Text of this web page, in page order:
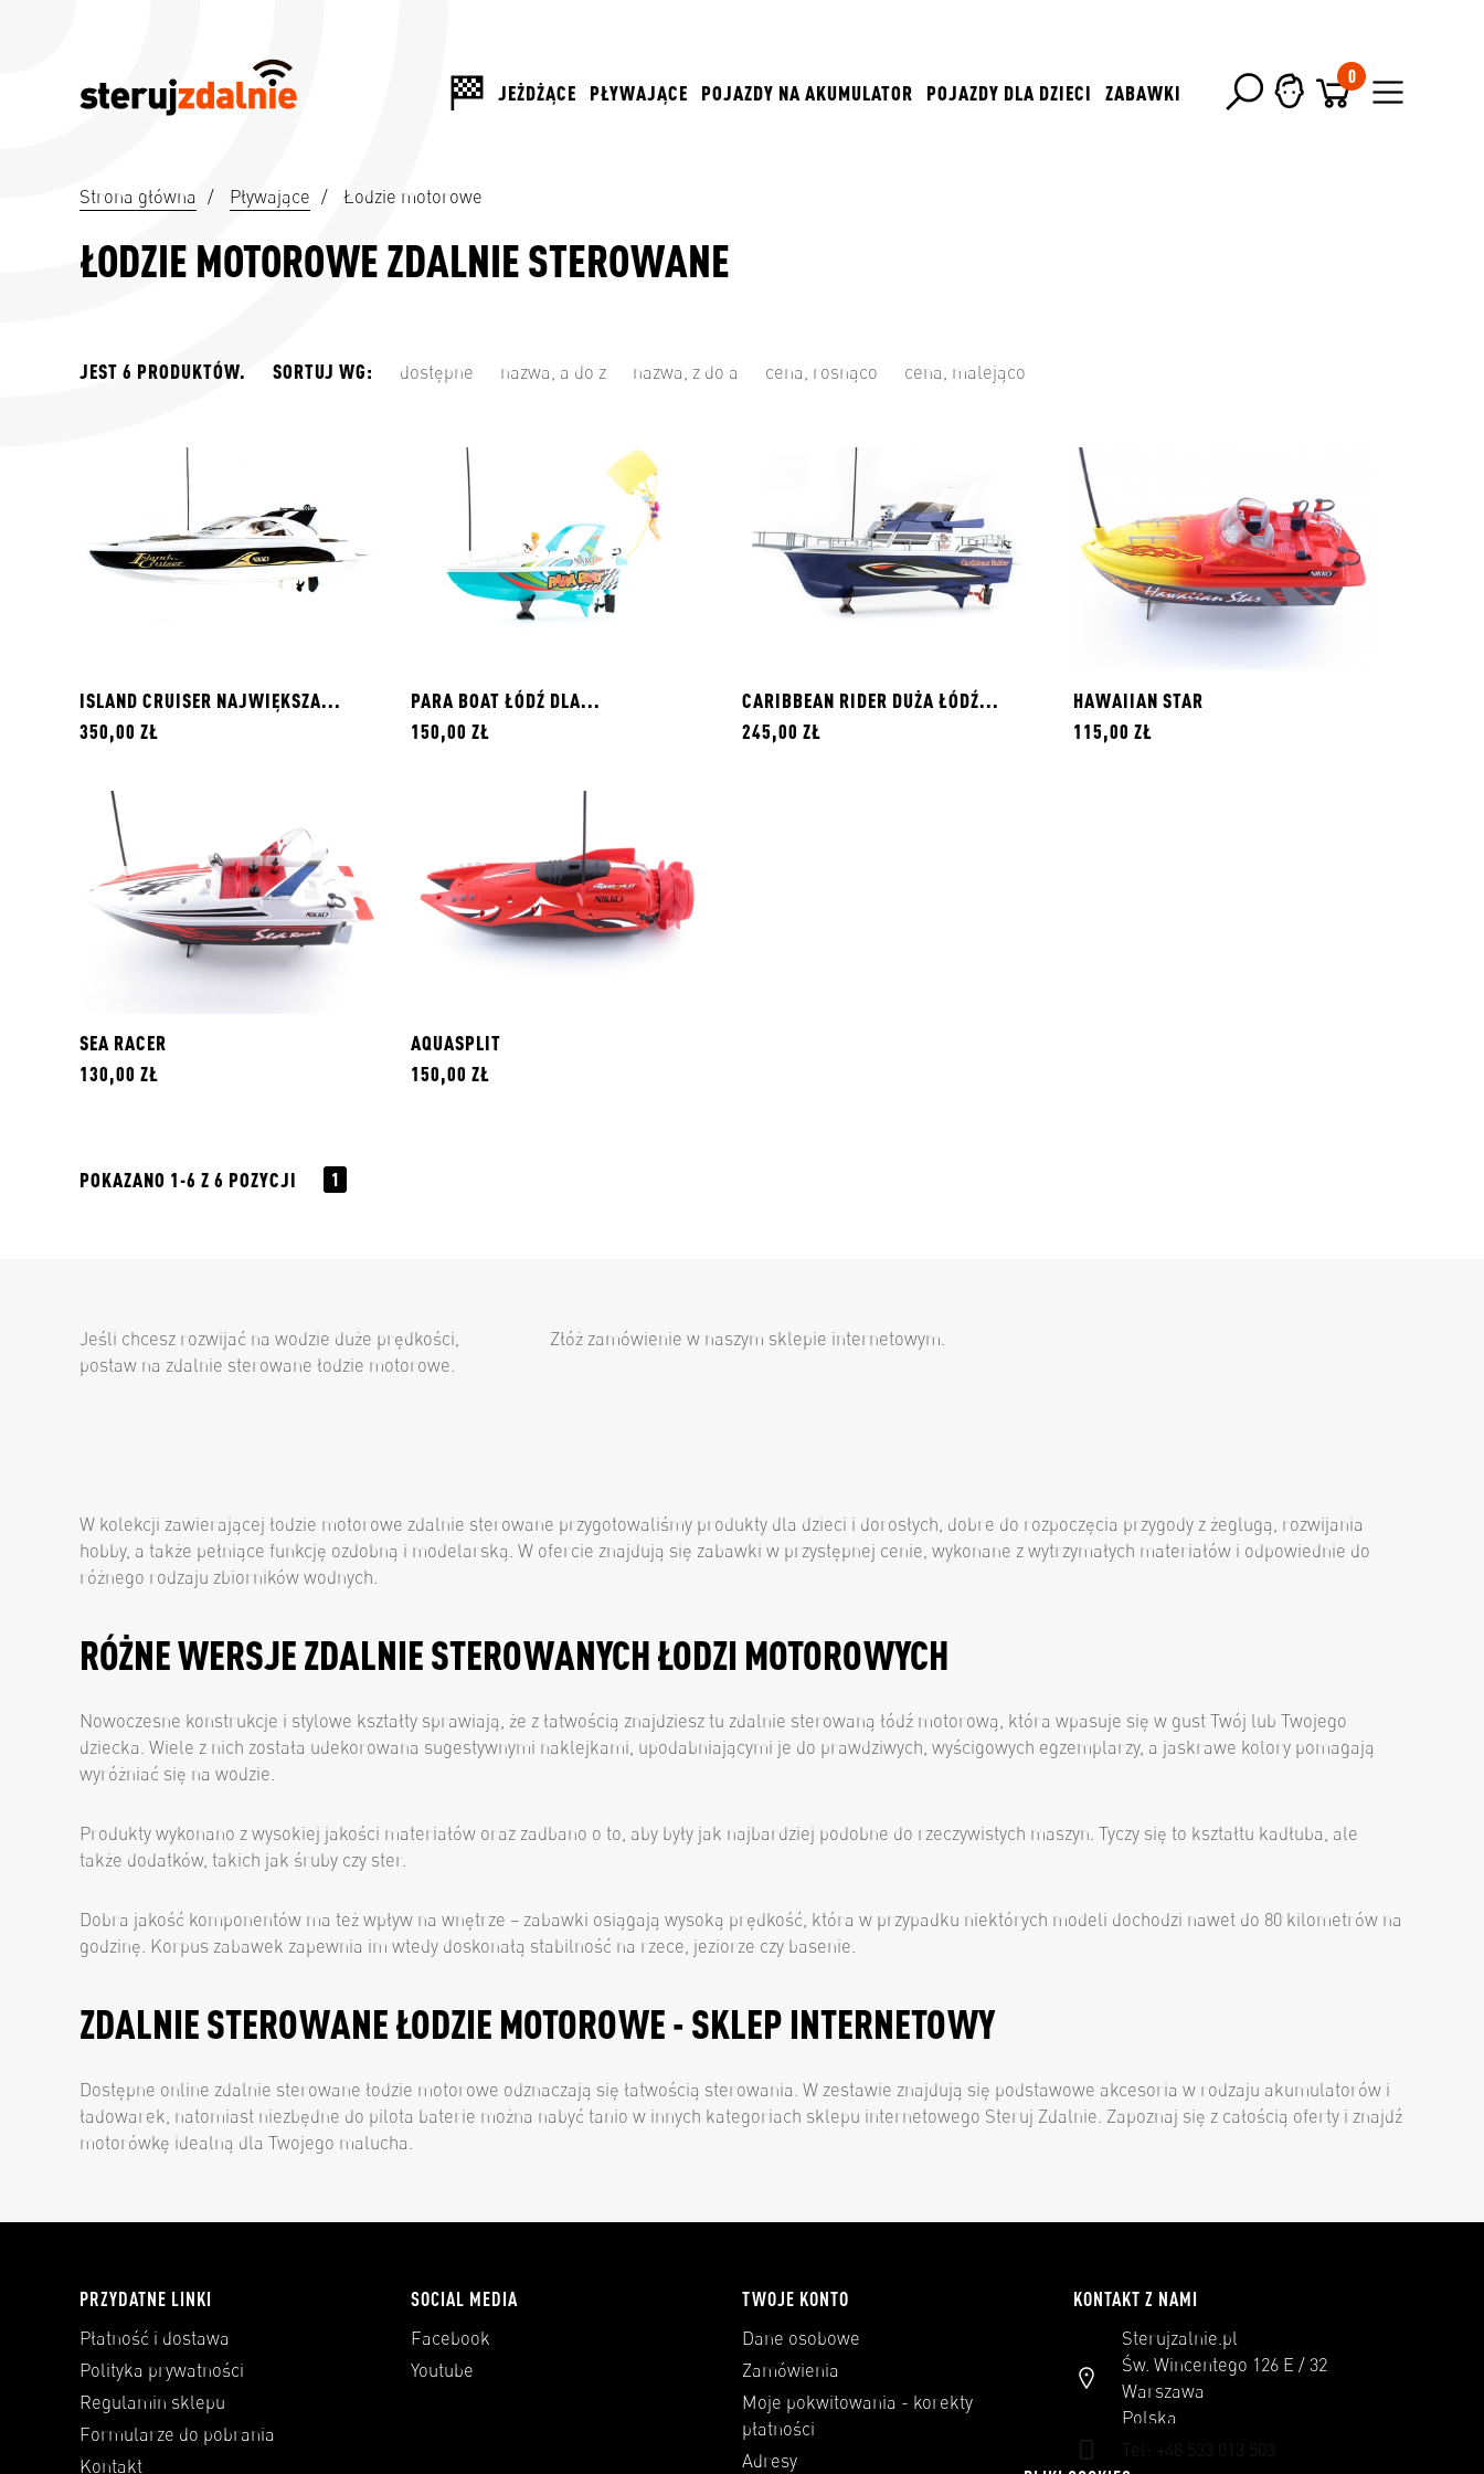
JEŻDŻĄCE PŁYWAJĄCE POJAZDY NA AKUMULATOR POJAZDY DLA DZIECI ZABAWKI
0
Strona główna / Pływające / Łodzie motorowe
ŁODZIE MOTOROWE ZDALNIE STEROWANE
JEST 6 PRODUKTÓW. SORTUJ WG: dostępne nazwa, a do z nazwa, z do a cena, rosnąco cena, malejąco
ISLAND CRUISER NAJWIĘKSZA...
350,00 ZŁ
PARA BOAT ŁÓDŹ DLA...
150,00 ZŁ
CARIBBEAN RIDER DUŻA ŁÓDŹ...
245,00 ZŁ
HAWAIIAN STAR
115,00 ZŁ
SEA RACER
130,00 ZŁ
AQUASPLIT
150,00 ZŁ
POKAZANO 1-6 Z 6 POZYCJI 1
Jeśli chcesz rozwijać na wodzie duże prędkości,
postaw na zdalnie sterowane łodzie motorowe.
Złóż zamówienie w naszym sklepie internetowym.
W kolekcji zawierającej łodzie motorowe zdalnie sterowane przygotowaliśmy produkty dla dzieci i dorosłych, dobre do rozpoczęcia przygody z żeglugą, rozwijania
hobby, a także pełniące funkcję ozdobną i modelarską. W ofercie znajdują się zabawki w przystępnej cenie, wykonane z wytrzymałych materiałów i odpowiednie do
różnego rodzaju zbiorników wodnych.
RÓŻNE WERSJE ZDALNIE STEROWANYCH ŁODZI MOTOROWYCH
Nowoczesne konstrukcje i stylowe kształty sprawiają, że z łatwością znajdziesz tu zdalnie sterowaną łódź motorową, która wpasuje się w gust Twój lub Twojego
dziecka. Wiele z nich została udekorowana sugestywnymi naklejkami, upodabniającymi je do prawdziwych, wyścigowych egzemplarzy, a jaskrawe kolory pomagają
wyróżniać się na wodzie.
Produkty wykonano z wysokiej jakości materiałów oraz zadbano o to, aby były jak najbardziej podobne do rzeczywistych maszyn. Tyczy się to kształtu kadłuba, ale
także dodatków, takich jak śruby czy ster.
Dobra jakość komponentów ma też wpływ na wnętrze – zabawki osiągają wysoką prędkość, która w przypadku niektórych modeli dochodzi nawet do 80 kilometrów na
godzinę. Korpus zabawek zapewnia im wtedy doskonałą stabilność na rzece, jeziorze czy basenie.
ZDALNIE STEROWANE ŁODZIE MOTOROWE - SKLEP INTERNETOWY
Dostępne online zdalnie sterowane łodzie motorowe odznaczają się łatwością sterowania. W zestawie znajdują się podstawowe akcesoria w rodzaju akumulatorów i
ładowarek, natomiast niezbędne do pilota baterie można nabyć tanio w innych kategoriach sklepu internetowego Steruj Zdalnie. Zapoznaj się z całością oferty i znajdź
motorówkę idealną dla Twojego malucha.
PRZYDATNE LINKI
Płatność i dostawa
Polityka prywatności
Regulamin sklepu
Formularze do pobrania
Kontakt
SOCIAL MEDIA
Facebook
Youtube
TWOJE KONTO
Dane osobowe
Zamówienia
Moje pokwitowania - korekty
płatności
Adresy
KONTAKT Z NAMI
Sterujzalnie.pl
Św. Wincentego 126 E / 32
Warszawa
Polska
Tel: +48 533 013 503